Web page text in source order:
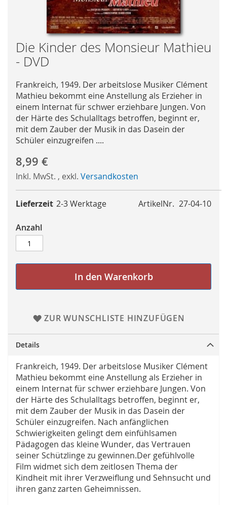
Skip
to
the
of
the
images
gallery
Die Kinder des Monsieur Mathieu
- DVD
Frankreich, 1949. Der arbeitslose Musiker Clément
Mathieu bekommt eine Anstellung als Erzieher in
einem Internat für schwer erziehbare Jungen. Von
der Härte des Schulalltags betroffen, beginnt er,
mit dem Zauber der Musik in das Dasein der
Schüler einzugreifen ....
8,99 €
Inkl. MwSt. , exkl. Versandkosten
ArtikelNr. 27-04-10
Lieferzeit 2-3 Werktage
Anzahl
In den Warenkorb
ZUR WUNSCHLISTE HINZUFÜGEN
Details
Frankreich, 1949. Der arbeitslose Musiker Clément
Mathieu bekommt eine Anstellung als Erzieher in
einem Internat für schwer erziehbare Jungen. Von
der Härte des Schulalltags betroffen, beginnt er,
mit dem Zauber der Musik in das Dasein der
Schüler einzugreifen. Nach anfänglichen
Schwierigkeiten gelingt dem einfühlsamen
Pädagogen das kleine Wunder, das Vertrauen
seiner Schützlinge zu gewinnen.Der gefühlvolle
Film widmet sich dem zeitlosen Thema der
Kindheit mit ihrer Verzweiflung und Sehnsucht und
ihren ganz zarten Geheimnissen.